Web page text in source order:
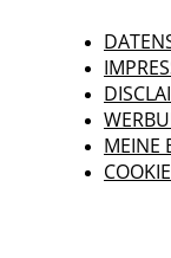
MEINE